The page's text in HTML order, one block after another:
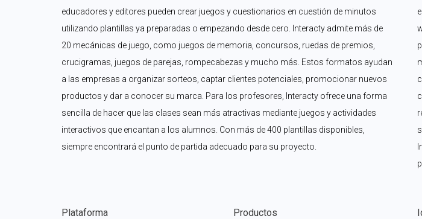
educadores y editores pueden crear juegos y cuestionarios en cuestión de minutos
utilizando plantillas ya preparadas o empezando desde cero. Interacty admite más de
20 mecánicas de juego, como juegos de memoria, concursos, ruedas de premios,
crucigramas, juegos de parejas, rompecabezas y mucho más. Estos formatos ayudan
a las empresas a organizar sorteos, captar clientes potenciales, promocionar nuevos
productos y dar a conocer su marca. Para los profesores, Interacty ofrece una forma
sencilla de hacer que las clases sean más atractivas mediante juegos y actividades
interactivos que encantan a los alumnos. Con más de 400 plantillas disponibles,
siempre encontrará el punto de partida adecuado para su proyecto.
Plataforma Productos